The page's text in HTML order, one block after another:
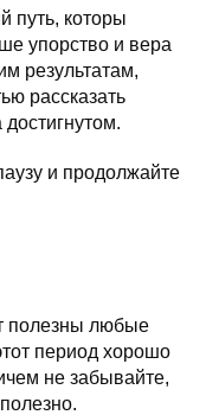
путь, которы
упорство и вера
результатам,
рассказать
и продолжайте
полезны любые
период хорошо
не забывайте,